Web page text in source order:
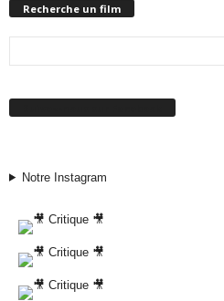
Recherche un film
Notre Instagram